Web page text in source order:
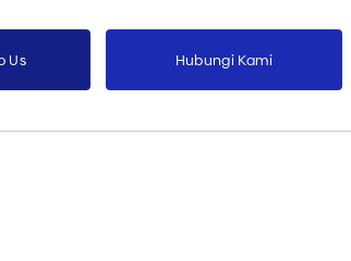
Us
Hubungi Kami